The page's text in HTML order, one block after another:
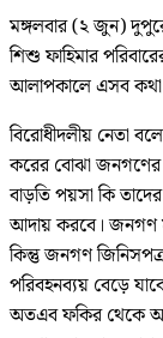
মঙ্গলবার (২ জুন)
শিশু ফাহিমার
আলাপকালে এসব কথা
বিরোধীদলীয় নেতা
করের বোঝা জনগণের
বাড়তি পয়সা কি
আদায় করবে। জনগণ
কিন্তু জনগণ
পরিবহনব্যয় বেড়ে
অতএব ফকির থেকে